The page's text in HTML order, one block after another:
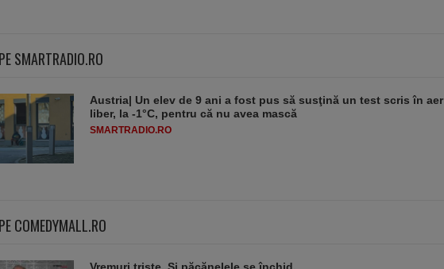
SMARTRADIO.RO
Austria| Un elev de 9 ani a fost pus să susţină un test scris în aer
liber, la -1°C, pentru că nu avea mască
SMARTRADIO.RO
COMEDYMALL.RO